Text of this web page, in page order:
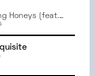
Honeys (feat.